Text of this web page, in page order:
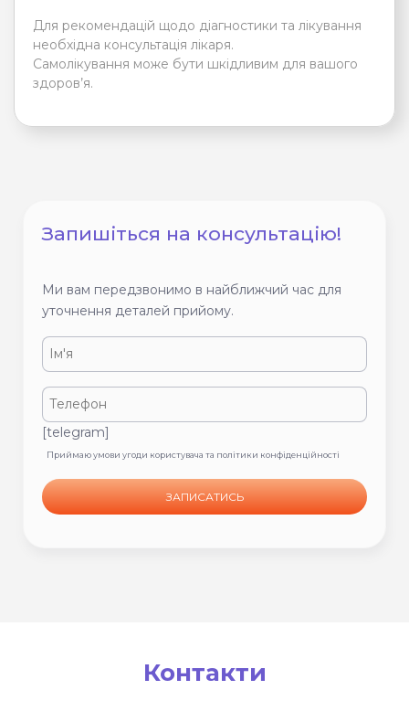
Для рекомендацій щодо діагностики та лікування
необхідна консультація лікаря.
Самолікування може бути шкідливим для вашого
здоров’я.
Запишіться на консультацію!
Ми вам передзвонимо в найближчий час для
уточнення деталей прийому.
[telegram]
Приймаю умови угоди користувача та політики конфіденційності
Контакти